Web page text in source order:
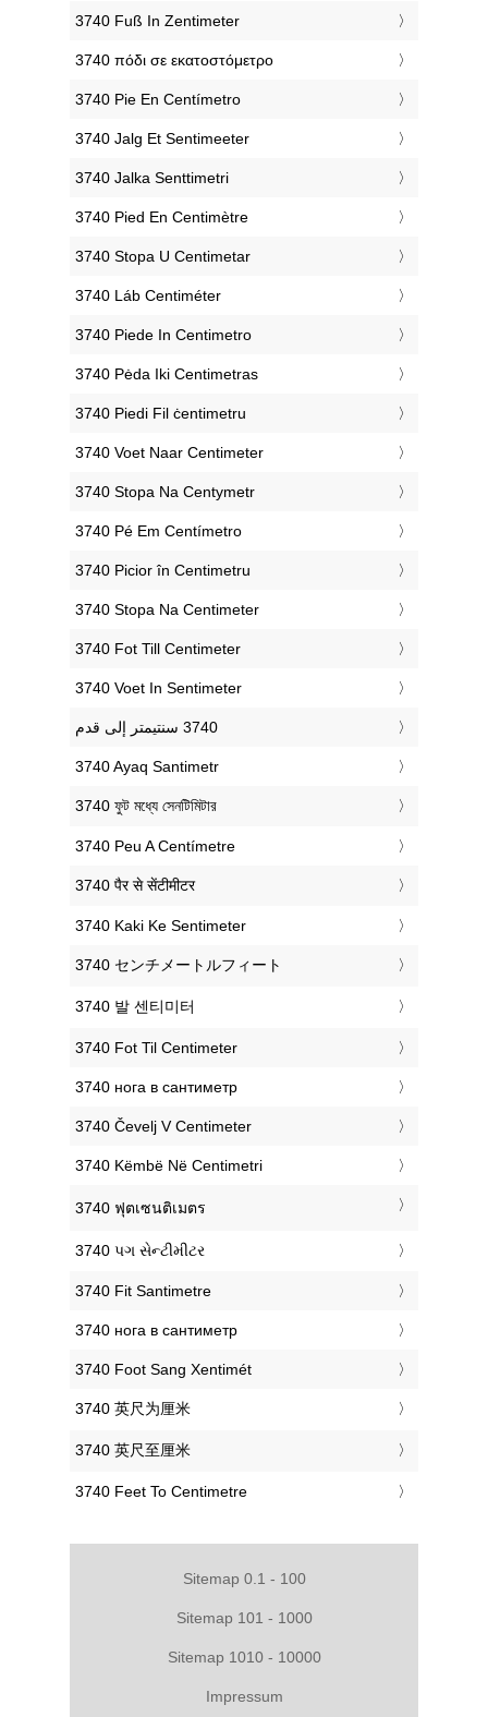
‎3740 Fuß In Zentimeter
‎3740 πόδι σε εκατοστόμετρο
‎3740 Pie En Centímetro
‎3740 Jalg Et Sentimeeter
‎3740 Jalka Senttimetri
‎3740 Pied En Centimètre
‎3740 Stopa U Centimetar
‎3740 Láb Centiméter
‎3740 Piede In Centimetro
‎3740 Pėda Iki Centimetras
‎3740 Piedi Fil ċentimetru
‎3740 Voet Naar Centimeter
‎3740 Stopa Na Centymetr
‎3740 Pé Em Centímetro
‎3740 Picior în Centimetru
‎3740 Stopa Na Centimeter
‎3740 Fot Till Centimeter
‎3740 Voet In Sentimeter
‎3740 Ayaq Santimetr
‎3740 ফুট মধ্যে সেনটিমিটার
‎3740 Peu A Centímetre
‎3740 पैर से सेंटीमीटर
‎3740 Kaki Ke Sentimeter
‎3740 センチメートルフィート
‎3740 발 센티미터
‎3740 Fot Til Centimeter
‎3740 нога в сантиметр
‎3740 Čevelj V Centimeter
‎3740 Këmbë Në Centimetri
‎3740 ฟุตเซนติเมตร
‎3740 પગ સેન્ટીમીટર
‎3740 Fit Santimetre
‎3740 нога в сантиметр
‎3740 Foot Sang Xentimét
‎3740 英尺为厘米
‎3740 英尺至厘米
‎3740 Feet To Centimetre
Sitemap 0.1 - 100
Sitemap 101 - 1000
Sitemap 1010 - 10000
Impressum